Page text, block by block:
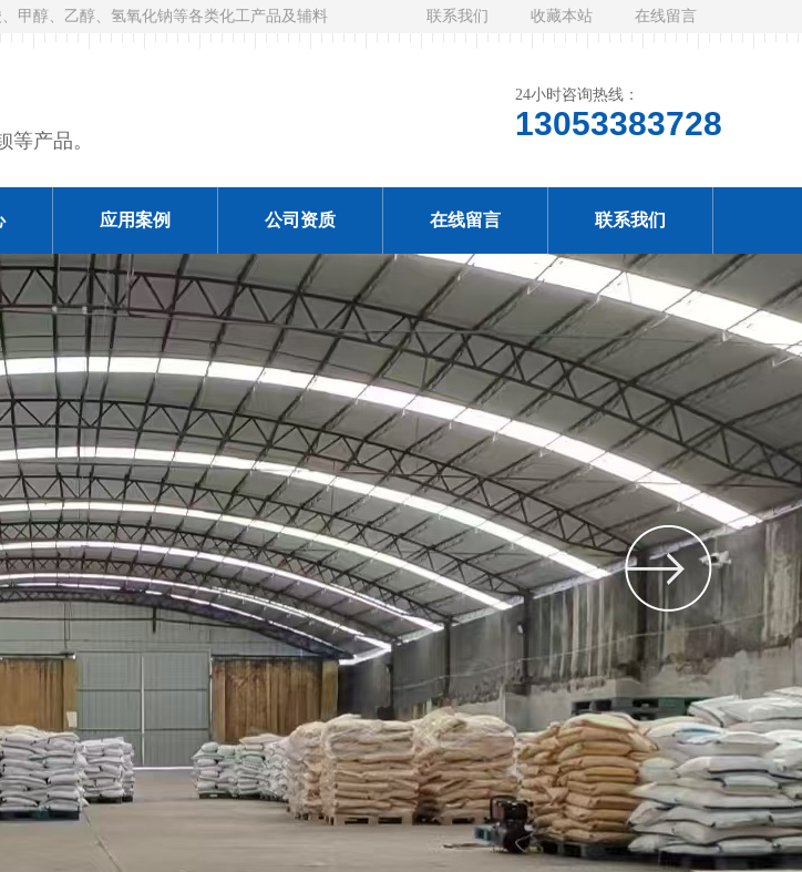
联系我们 收藏本站 在线留言
甲醇、乙醇、氢氧化钠等各类化工产品及辅料
24小时咨询热线：
13053383728
产品。
应用案例 公司资质 在线留言 联系我们